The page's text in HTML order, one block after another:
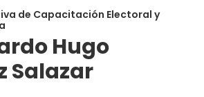
de Capacitación Electoral y
Hugo
Salazar